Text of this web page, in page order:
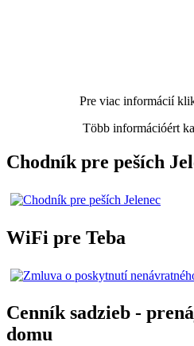
Pre viac informácií
Több információért
Chodník pre peších
WiFi pre Teba
Cenník sadzieb -
domu